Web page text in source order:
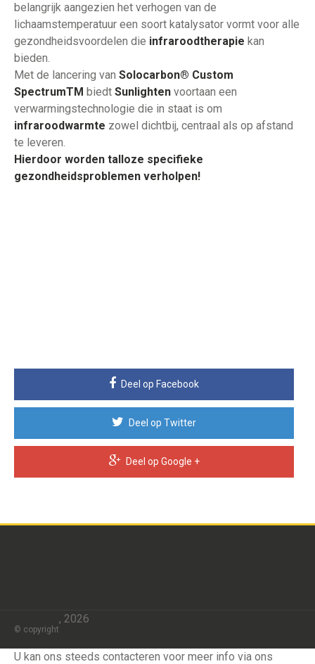
belangrijk aangezien het verhogen van de
lichaamstemperatuur een soort katalysator vormt voor alle
gezondheidsvoordelen die infraroodtherapie kan
bieden.
Met de lancering van Solocarbon® Custom
SpectrumTM biedt Sunlighten voortaan een
verwarmingstechnologie die in staat is om
infraroodwarmte zowel dichtbij, centraal als op afstand
te leveren.
Hierdoor worden talloze specifieke
gezondheidsproblemen verholpen!
Deel op Facebook
Deel op Twitter
Deel op Google +
© copyright
U kan ons steeds contacteren voor meer info via ons
, 2026